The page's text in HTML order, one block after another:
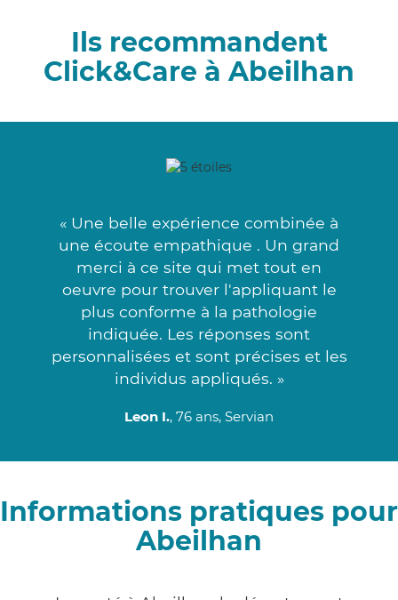
Ils recommandent
Click&Care à Abeilhan
« Une belle expérience combinée à
une écoute empathique . Un grand
merci à ce site qui met tout en
oeuvre pour trouver l'appliquant le
plus conforme à la pathologie
indiquée. Les réponses sont
personnalisées et sont précises et les
individus appliqués. »
Leon I., 76 ans, Servian
Informations pratiques pour
Abeilhan